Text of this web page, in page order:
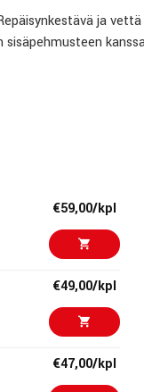
ja
joka tilanteessa.
tunneille,
virityskoneiston
kaulaa ja
€59,00/kpl
€49,00/kpl
€47,00/kpl